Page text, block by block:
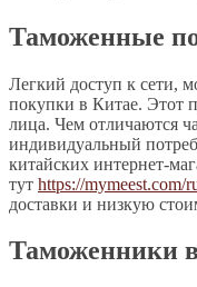
Таможенные
Легкий доступ к сети,
покупки в Китае. Этот
лица. Чем отличаются
индивидуальный
китайских интернет-
тут https://mymeest.com/
доставки и низкую
Таможенники